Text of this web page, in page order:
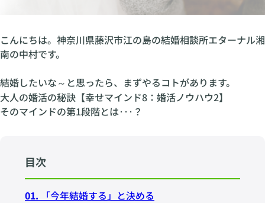
こんにちは。神奈川県藤沢市江の島の結婚相談所エターナル湘
南の中村です。
結婚したいな～と思ったら、まずやるコトがあります。
大人の婚活の秘訣【幸せマインド8：婚活ノウハウ2】
そのマインドの第1段階とは･･･？
目次
01. 「今年結婚する」と決める